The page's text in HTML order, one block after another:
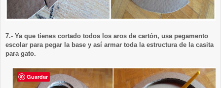
7.- Ya que tienes cortado todos los aros de cartón, usa pegamento
escolar para pegar la base y así armar toda la estructura de la casita
para gato.
Guardar